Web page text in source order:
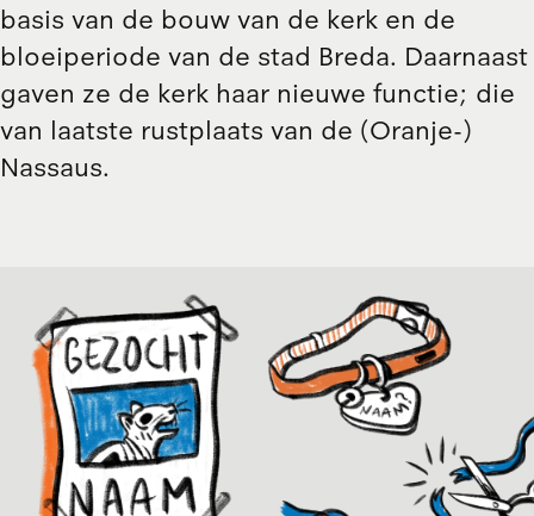
basis van de bouw van de kerk en de
bloeiperiode van de stad Breda. Daarnaast
gaven ze de kerk haar nieuwe functie; die
van laatste rustplaats van de (Oranje-)
Nassaus.